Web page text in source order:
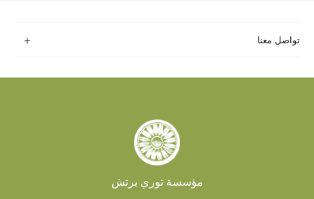
تواصل معنا
مؤسسة توري برتش